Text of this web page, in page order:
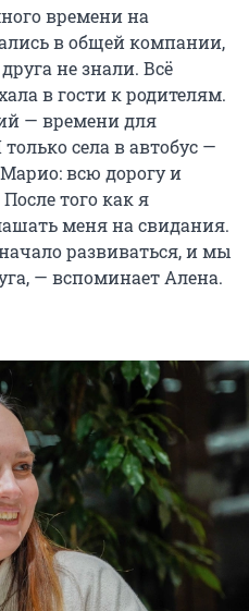
времени на
в общей компании,
не знали. Всё
в гости к родителям.
— времени для
села в автобус —
всю дорогу и
того как я
меня на свидания.
развиваться, и мы
— вспоминает Алена.